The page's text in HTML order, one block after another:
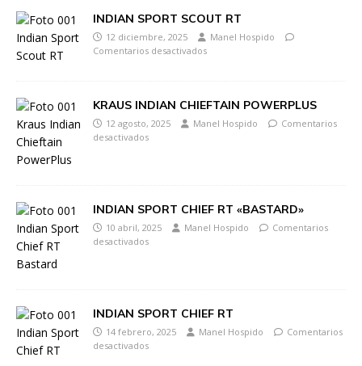
INDIAN SPORT SCOUT RT
12 diciembre, 2025
Manel Hospido
Comentarios desactivados
KRAUS INDIAN CHIEFTAIN POWERPLUS
12 agosto, 2025 Manel Hospido
Comentarios
desactivados
INDIAN SPORT CHIEF RT «BASTARD»
10 abril, 2025 Manel Hospido
Comentarios
desactivados
INDIAN SPORT CHIEF RT
14 febrero, 2025 Manel Hospido
Comentarios
desactivados